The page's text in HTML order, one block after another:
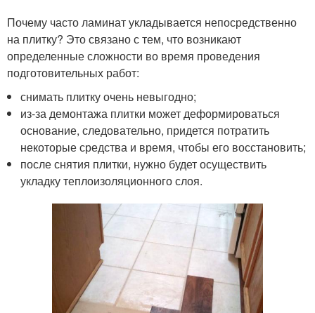
Почему часто ламинат укладывается непосредственно
на плитку? Это связано с тем, что возникают
определенные сложности во время проведения
подготовительных работ:
снимать плитку очень невыгодно;
из-за демонтажа плитки может деформироваться
основание, следовательно, придется потратить
некоторые средства и время, чтобы его восстановить;
после снятия плитки, нужно будет осуществить
укладку теплоизоляционного слоя.